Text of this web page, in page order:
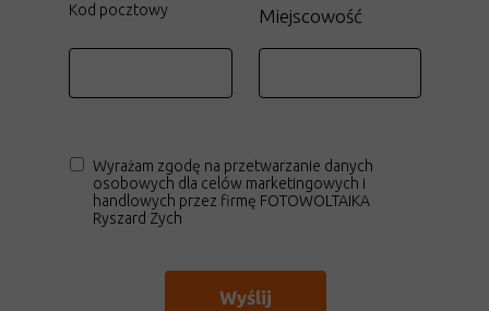
Kod pocztowy Miejscowość
Wyrażam zgodę na przetwarzanie danych
osobowych dla celów marketingowych i
handlowych przez firmę FOTOWOLTAIKA
Ryszard Zych
Wyślij